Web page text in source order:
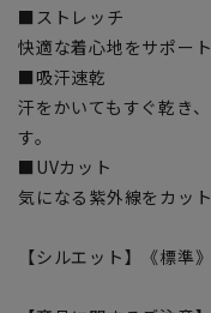
■ストレッチ
快適な着心地をサポー
■吸汗速乾
汗をかいてもすぐ乾き
す。
■UVカット
気になる紫外線をカッ
【シルエット】《標